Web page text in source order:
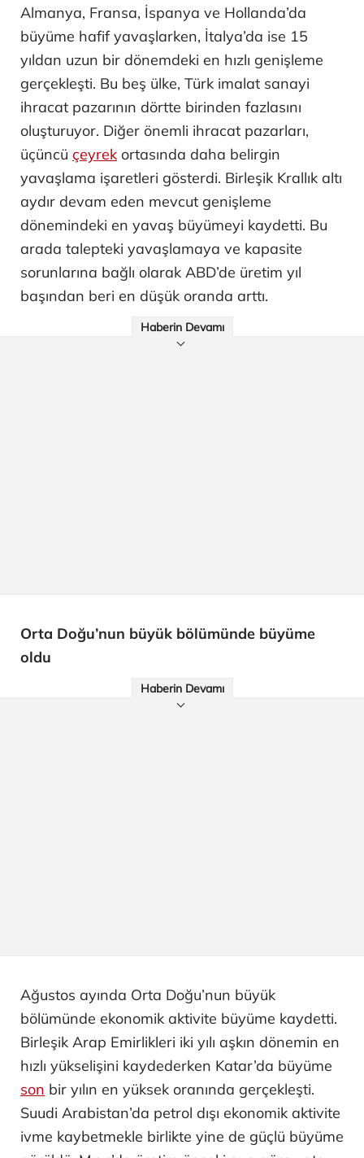
Almanya, Fransa, İspanya ve Hollanda’da
büyüme hafif yavaşlarken, İtalya’da ise 15
yıldan uzun bir dönemdeki en hızlı genişleme
gerçekleşti. Bu beş ülke, Türk imalat sanayi
ihracat pazarının dörtte birinden fazlasını
oluşturuyor. Diğer önemli ihracat pazarları,
üçüncü çeyrek ortasında daha belirgin
yavaşlama işaretleri gösterdi. Birleşik Krallık altı
aydır devam eden mevcut genişleme
dönemindeki en yavaş büyümeyi kaydetti. Bu
arada talepteki yavaşlamaya ve kapasite
sorunlarına bağlı olarak ABD’de üretim yıl
başından beri en düşük oranda arttı.
Haberin Devamı
Orta Doğu’nun büyük bölümünde büyüme
oldu
Haberin Devamı
Ağustos ayında Orta Doğu’nun büyük
bölümünde ekonomik aktivite büyüme kaydetti.
Birleşik Arap Emirlikleri iki yılı aşkın dönemin en
hızlı yükselişini kaydederken Katar’da büyüme
son bir yılın en yüksek oranında gerçekleşti.
Suudi Arabistan’da petrol dışı ekonomik aktivite
ivme kaybetmekle birlikte yine de güçlü büyüme